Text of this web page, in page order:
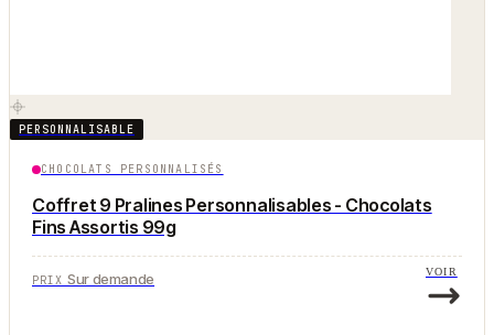
PERSONNALISABLE
CHOCOLATS PERSONNALISÉS
Coffret 9 Pralines Personnalisables - Chocolats
Fins Assortis 99g
PRIX Sur demande VOIR